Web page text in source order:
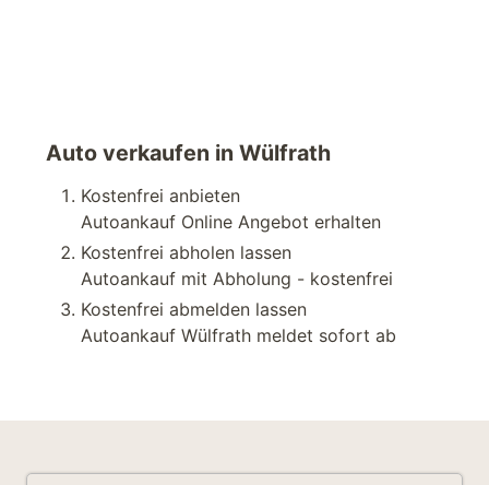
Auto verkaufen in Wülfrath
Kostenfrei anbieten
Autoankauf Online Angebot erhalten
Kostenfrei abholen lassen
Autoankauf mit Abholung - kostenfrei
Kostenfrei abmelden lassen
Autoankauf Wülfrath meldet sofort ab